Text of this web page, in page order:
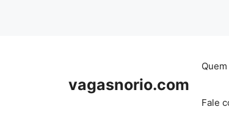
vagasnorio.com
Fale